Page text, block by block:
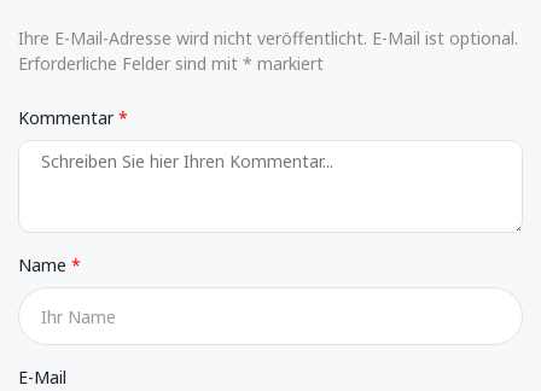
Ihre E-Mail-Adresse wird nicht veröffentlicht. E-Mail ist optional.
Erforderliche Felder sind mit * markiert
Kommentar
Name
E-Mail